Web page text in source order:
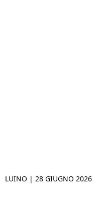
LUINO | 28 GIUGNO 2026